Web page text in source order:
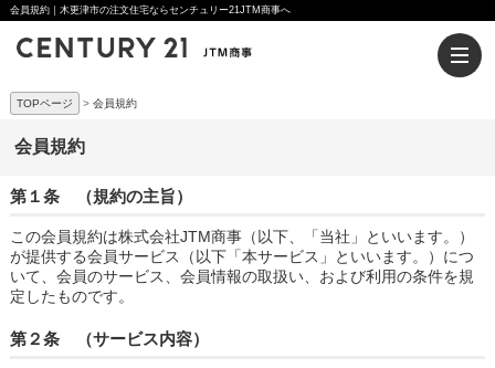
会員規約｜木更津市の注文住宅ならセンチュリー21JTM商事へ
TOPページ 会員規約
会員規約
第１条 （規約の主旨）
この会員規約は株式会社JTM商事（以下、「当社」といいます。）
が提供する会員サービス（以下「本サービス」といいます。）につ
いて、会員のサービス、会員情報の取扱い、および利用の条件を規
定したものです。
第２条 （サービス内容）